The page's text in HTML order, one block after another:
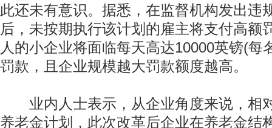
此还未有意识。据悉，在监督机构发出违
后，未按期执行该计划的雇主将支付高额
人的小企业将面临每天高达10000英镑(每
罚款，且企业规模越大罚款额度越高。
业内人士表示，从企业角度来说，相
养老金计划，此次改革后企业在养老金结